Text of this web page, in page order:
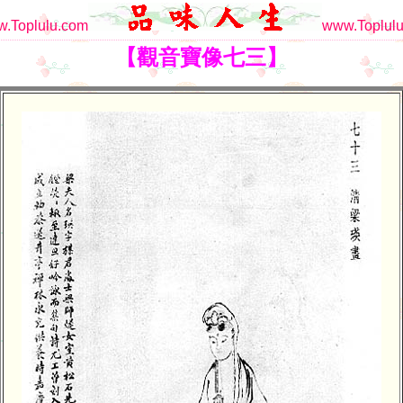
【觀音寶像七三】